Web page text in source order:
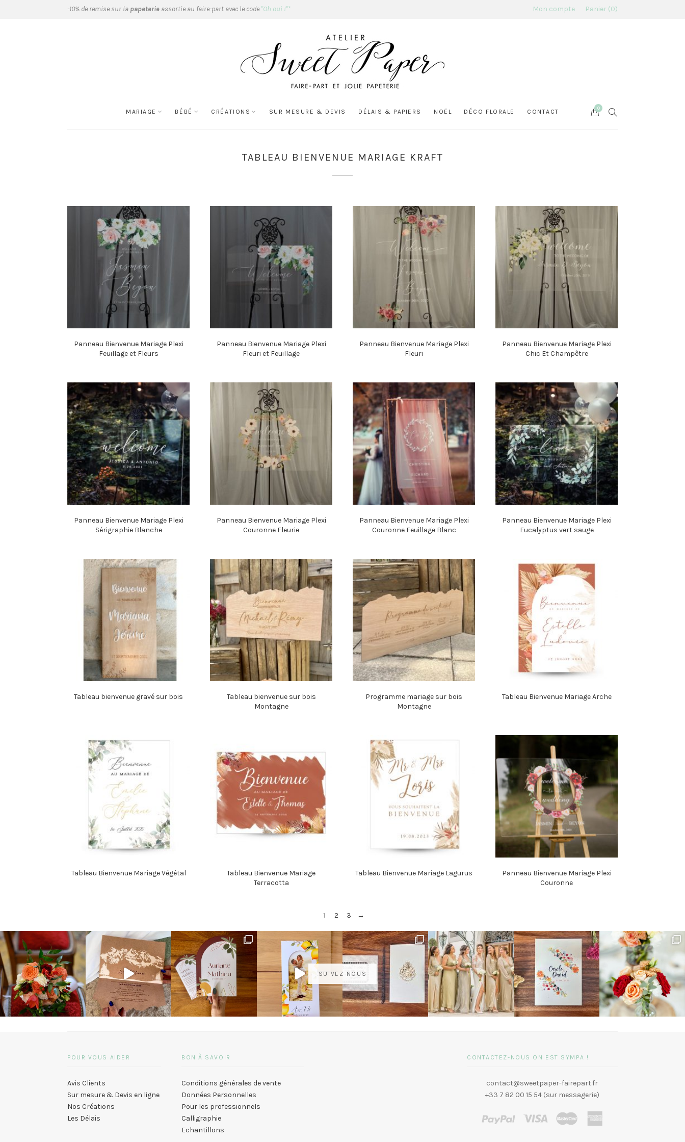
-10% de remise sur la papeterie assortie au faire-part avec le code "Oh oui !"* Mon compte Panier 0
MARIAGE BÉBÉ CRÉATIONS SUR MESURE & DEVIS DÉLAIS & PAPIERS NOËL DÉCO FLORALE CONTACT SEARCH
Cart
0
TABLEAU BIENVENUE MARIAGE KRAFT
Panneau Bienvenue Mariage Plexi
Feuillage et Fleurs
Panneau Bienvenue Mariage Plexi
Fleuri et Feuillage
Panneau Bienvenue Mariage Plexi
Fleuri
Panneau Bienvenue Mariage Plexi
Chic Et Champêtre
Panneau Bienvenue Mariage Plexi
Sérigraphie Blanche
Panneau Bienvenue Mariage Plexi
Couronne Fleurie
Panneau Bienvenue Mariage Plexi
Couronne Feuillage Blanc
Panneau Bienvenue Mariage Plexi
Eucalyptus vert sauge
Tableau bienvenue gravé sur bois
Tableau bienvenue sur bois
Montagne
Programme mariage sur bois
Montagne
Tableau Bienvenue Mariage Arche
Tableau Bienvenue Mariage Végétal
Tableau Bienvenue Mariage
Terracotta
Tableau Bienvenue Mariage Lagurus
Panneau Bienvenue Mariage Plexi
Couronne
1 2 3 →
SUIVEZ-NOUS
POUR VOUS AIDER
Avis Clients
Sur mesure & Devis en ligne
Nos Créations
Les Délais
BON À SAVOIR
Conditions générales de vente
Données Personnelles
Pour les professionnels
Calligraphie
Echantillons
CONTACTEZ-NOUS ON EST SYMPA !
contact@sweetpaper-fairepart.fr
+33 7 82 00 15 54 (sur messagerie)